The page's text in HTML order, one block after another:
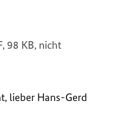
98 KB, nicht
lieber Hans-Gerd